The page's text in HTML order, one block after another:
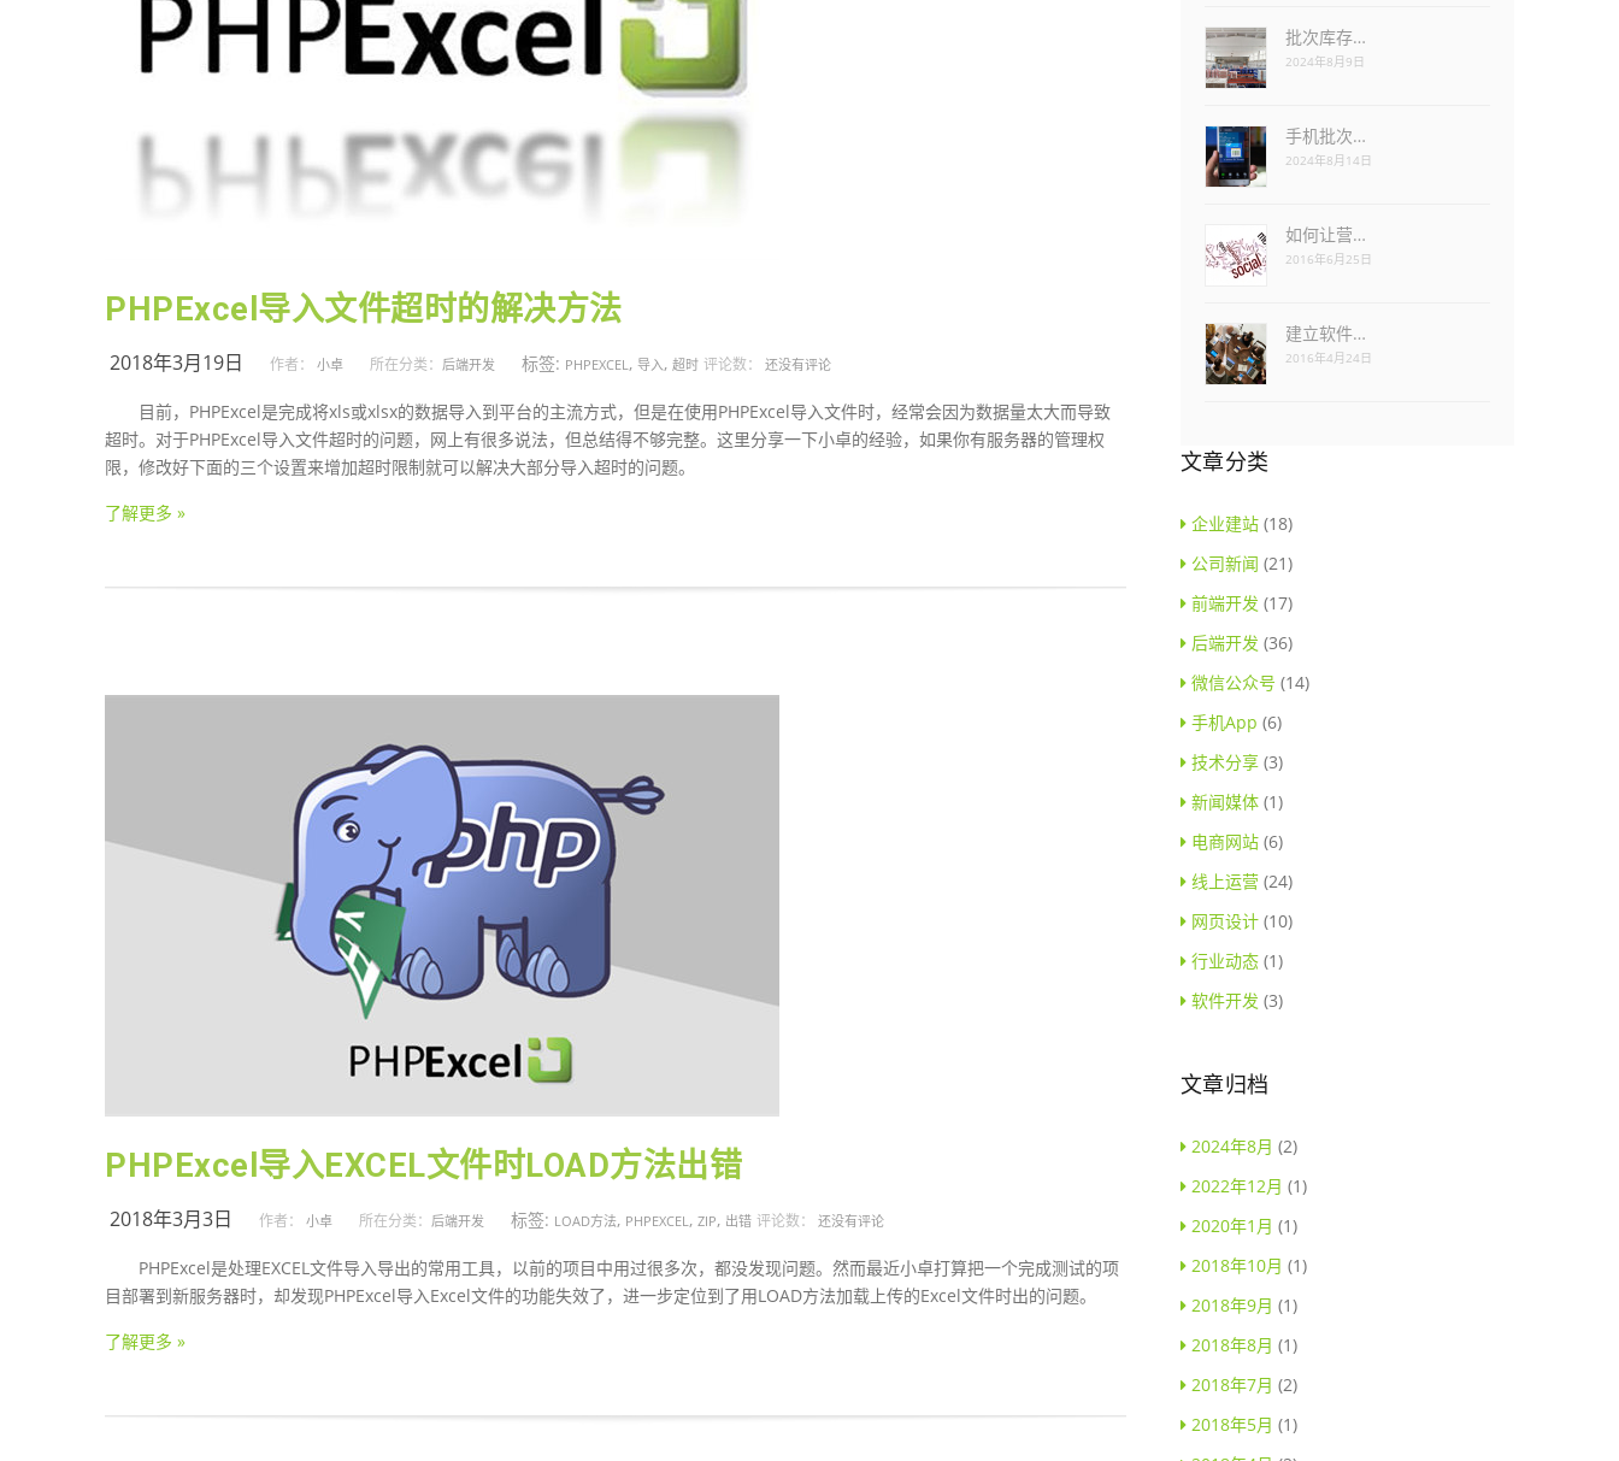
PHPExcel导入文件超时的解决方法
2018年3月19日 作者： 小卓 所在分类： 后端开发 标签: PHPEXCEL , 导入 , 超时 评论数： 还没有评论
目前，PHPExcel是完成将xls或xlsx的数据导入到平台的主流方式，但是在使用PHPExcel导入文件时，经常会因为数据量太大而导致
超时。对于PHPExcel导入文件超时的问题，网上有很多说法，但总结得不够完整。这里分享一下小卓的经验，如果你有服务器的管理权
限，修改好下面的三个设置来增加超时限制就可以解决大部分导入超时的问题。
了解更多 »
PHPExcel导入EXCEL文件时LOAD方法出错
2018年3月3日 作者： 小卓 所在分类： 后端开发 标签: LOAD方法, PHPEXCEL , ZIP, 出错 评论数： 还没有评论
PHPExcel是处理EXCEL文件导入导出的常用工具，以前的项目中用过很多次，都没发现问题。然而最近小卓打算把一个完成测试的项
目部署到新服务器时，却发现PHPExcel导入Excel文件的功能失效了，进一步定位到了用LOAD方法加载上传的Excel文件时出的问题。
了解更多 »
批次库存…
2024年8月9日
手机批次…
2024年8月14日
如何让营…
2016年6月25日
建立软件…
2016年4月24日
文章分类
企业建站(18)
公司新闻 (21)
前端开发 (17)
后端开发 (36)
微信公众号 (14)
手机App (6)
技术分享(3)
新闻媒体(1)
电商网站(6)
线上运营(24)
网页设计(10)
行业动态(1)
软件开发 (3)
文章归档
2024年8月 (2)
2022年12月 (1)
2020年1月 (1)
2018年10月 (1)
2018年9月 (1)
2018年8月 (1)
2018年7月 (2)
2018年5月 (1)